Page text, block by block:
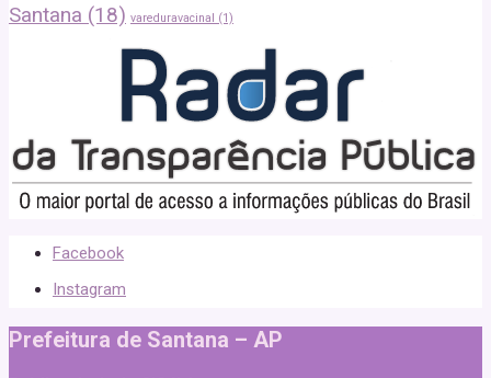
Santana (18) vareduravacinal (1)
Facebook
Instagram
Prefeitura de Santana – AP